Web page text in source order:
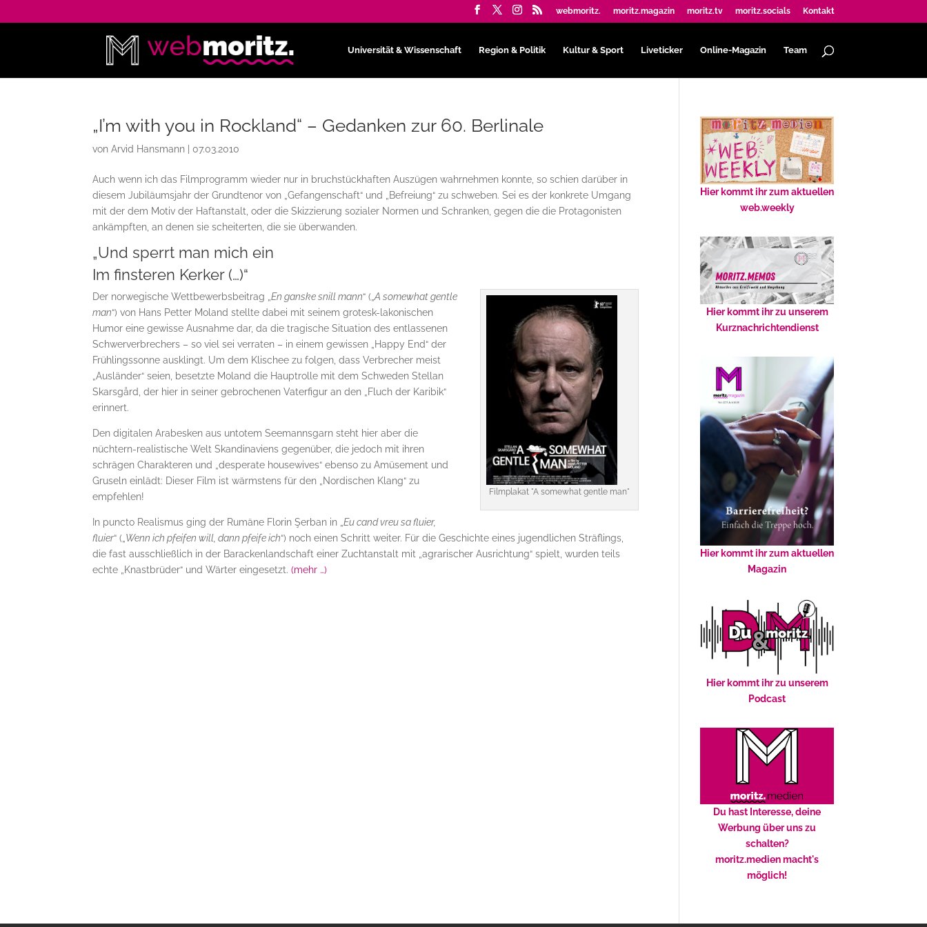
webmoritz. moritz.magazin moritz.tv moritz.socials Kontakt
Universität & Wissenschaft Region & Politik Kultur & Sport Liveticker Online-Magazin Team
„I’m with you in Rockland“ – Gedanken zur 60. Berlinale
vonArvid Hansmann |07.03.2010
Auch wenn ich das Filmprogramm wieder nur in bruchstückhaften Auszügen wahrnehmen konnte, so schien darüber in
diesem Jubiläumsjahr der Grundtenor von „Gefangenschaft“ und „Befreiung“ zu schweben. Sei es der konkrete Umgang
mit der dem Motiv der Haftanstalt, oder die Skizzierung sozialer Normen und Schranken, gegen die die Protagonisten
ankämpften, an denen sie scheiterten, die sie überwanden.
„Und sperrt man mich ein
Im finsteren Kerker (…)“
Filmplakat "A somewhat gentle man"
Der norwegische Wettbewerbsbeitrag „En ganske snill mann“ („A somewhat gentle
man“) von Hans Petter Moland stellte dabei mit seinem grotesk-lakonischen
Humor eine gewisse Ausnahme dar, da die tragische Situation des entlassenen
Schwerverbrechers – so viel sei verraten – in einem gewissen „Happy End“ der
Frühlingssonne ausklingt. Um dem Klischee zu folgen, dass Verbrecher meist
„Ausländer“ seien, besetzte Moland die Hauptrolle mit dem Schweden Stellan
Skarsgård, der hier in seiner gebrochenen Vaterfigur an den „Fluch der Karibik“
erinnert.
Den digitalen Arabesken aus untotem Seemannsgarn steht hier aber die
nüchtern-realistische Welt Skandinaviens gegenüber, die jedoch mit ihren
schrägen Charakteren und „desperate housewives“ ebenso zu Amüsement und
Gruseln einlädt: Dieser Film ist wärmstens für den „Nordischen Klang“ zu
empfehlen!
In puncto Realismus ging der Rumäne Florin Şerban in „Eu cand vreu sa fluier,
fluier“ („ Wenn ich pfeifen will, dann pfeife ich“) noch einen Schritt weiter. Für die Geschichte eines jugendlichen Sträflings,
die fast ausschließlich in der Barackenlandschaft einer Zuchtanstalt mit „agrarischer Ausrichtung“ spielt, wurden teils
echte „Knastbrüder“ und Wärter eingesetzt.(mehr …)
Hier kommt ihr zum aktuellen
web.weekly
Hier kommt ihr zu unserem
Kurznachrichtendienst
Hier kommt ihr zum aktuellen
Magazin
Hier kommt ihr zu unserem
Podcast
Du hast Interesse, deine
Werbung über uns zu
schalten?
moritz.medien macht's
möglich!